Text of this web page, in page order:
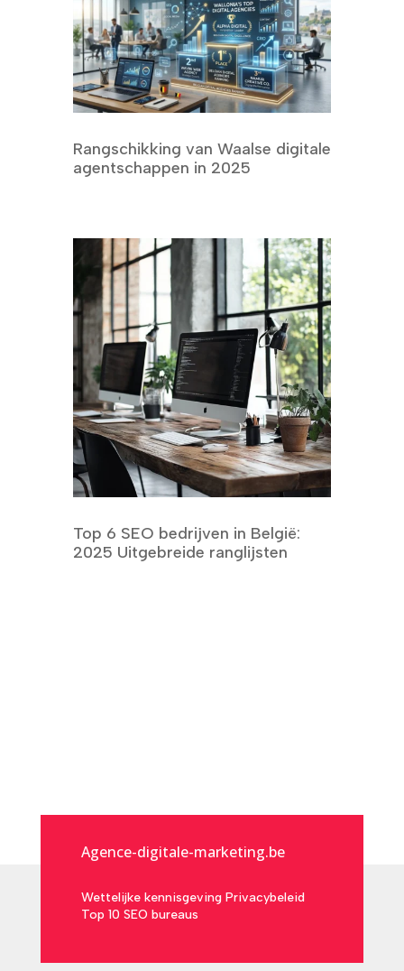
Rangschikking van Waalse digitale
agentschappen in 2025
Top 6 SEO bedrijven in België:
2025 Uitgebreide ranglijsten
Agence-digitale-marketing.be
Wettelijke kennisgeving Privacybeleid
Top 10 SEO bureaus